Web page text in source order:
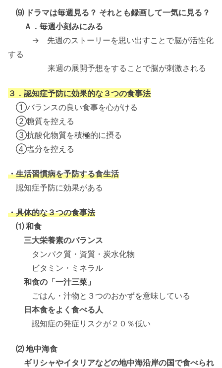
⑼ ドラマは毎週見る？ それとも録画して一気に見る？
Ａ．毎週小刻みにみる
→ 先週のストーリーを思い出すことで脳が活性化
する
来週の展開予想をすることで脳が刺激される
３．認知症予防に効果的な３つの食事法
①バランスの良い食事を心がける
②糖質を控える
③抗酸化物質を積極的に摂る
④塩分を控える
・生活習慣病を予防する食生活
認知症予防に効果がある
・具体的な３つの食事法
⑴ 和食
三大栄養素のバランス
タンパク質・資質・炭水化物
ビタミン・ミネラル
和食の「一汁三菜」
ごはん・汁物と３つのおかずを意味している
日本食をよく食べる人
認知症の発症リスクが２０％低い
⑵ 地中海食
ギリシャやイタリアなどの地中海沿岸の国で食べられ